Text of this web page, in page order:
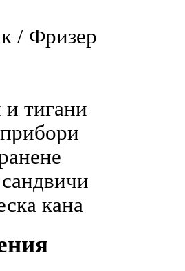
/ Фризер
тигани
кана